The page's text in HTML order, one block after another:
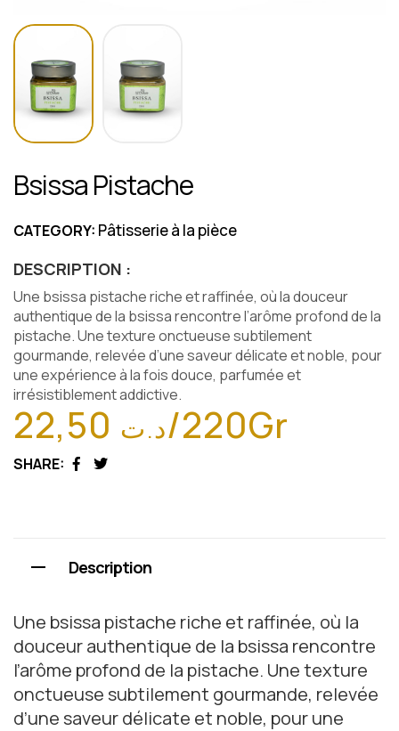
Bsissa Pistache
CATEGORY: Pâtisserie à la pièce
DESCRIPTION :
Une bsissa pistache riche et raffinée, où la douceur
authentique de la bsissa rencontre l’arôme profond de la
pistache. Une texture onctueuse subtilement
gourmande, relevée d’une saveur délicate et noble, pour
une expérience à la fois douce, parfumée et
irrésistiblement addictive.
د.ت/220Gr
SHARE:
Facebook
Twitter
Description
Une bsissa pistache riche et raffinée, où la
douceur authentique de la bsissa rencontre
l’arôme profond de la pistache. Une texture
onctueuse subtilement gourmande, relevée
d’une saveur délicate et noble, pour une